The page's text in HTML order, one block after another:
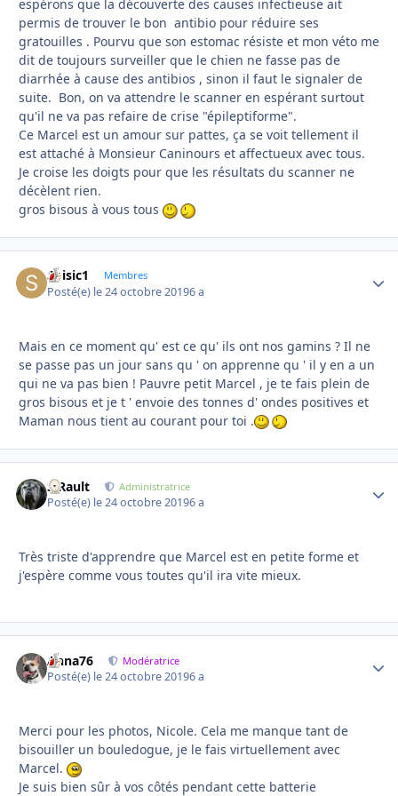
espérons que la découverte des causes infectieuse ait
permis de trouver le bon antibio pour réduire ses
gratouilles . Pourvu que son estomac résiste et mon véto me
dit de toujours surveiller que le chien ne fasse pas de
diarrhée à cause des antibios , sinon il faut le signaler de
suite. Bon, on va attendre le scanner en espérant surtout
qu'il ne va pas refaire de crise "épileptiforme".
Ce Marcel est un amour sur pattes, ça se voit tellement il
est attaché à Monsieur Caninours et affectueux avec tous.
Je croise les doigts pour que les résultats du scanner ne
décèlent rien.
gros bisous à vous tous
Soisic1 Membres
Posté(e) le 24 octobre 20196 a
Mais en ce moment qu' est ce qu' ils ont nos gamins ? Il ne
se passe pas un jour sans qu ' on apprenne qu ' il y en a un
qui ne va pas bien ! Pauvre petit Marcel , je te fais plein de
gros bisous et je t ' envoie des tonnes d' ondes positives et
Maman nous tient au courant pour toi .
S.Rault Administratrice
Posté(e) le 24 octobre 20196 a
Très triste d'apprendre que Marcel est en petite forme et
j'espère comme vous toutes qu'il ira vite mieux.
Anna76 Modératrice
Posté(e) le 24 octobre 20196 a
Merci pour les photos, Nicole. Cela me manque tant de
bisouiller un bouledogue, je le fais virtuellement avec
Marcel.
Je suis bien sûr à vos côtés pendant cette batterie